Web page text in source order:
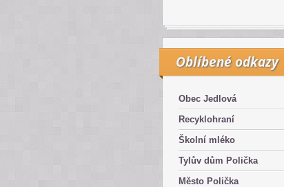
Oblíbené odkazy
Obec Jedlová
Recyklohraní
Školní mléko
Tylův dům Polička
Město Polička